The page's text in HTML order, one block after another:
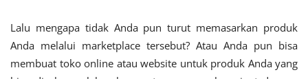
Lalu mengapa tidak Anda pun turut memasarkan produk
Anda melalui marketplace tersebut? Atau Anda pun bisa
membuat toko online atau website untuk produk Anda yang